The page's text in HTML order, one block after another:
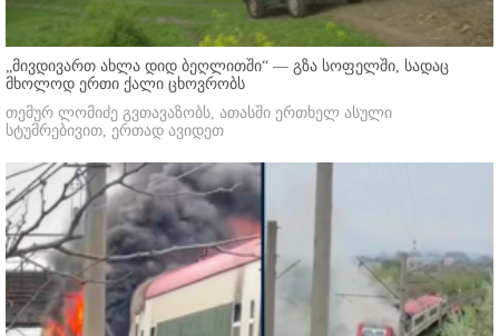
„მივდივართ ახლა დიდ ბეღლითში“ — გზა სოფელში, სადაც
მხოლოდ ერთი ქალი ცხოვრობს
თემურ ლომიძე გვთავაზობს, ათასში ერთხელ ასული
სტუმრებივით, ერთად ავიდეთ